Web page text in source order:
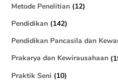
Metode Penelitian (12)
Pendidikan (142)
Pendidikan Pancasila dan
Prakarya dan Kewirausahaan
Praktik Seni (10)